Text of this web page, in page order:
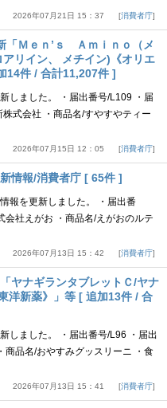
2026年07月21日 15：37 消費者庁
「Ｍｅｎ’ｓ Ａｍｉｎｏ（メ
リイン、 メチイン)《オリエ
14件 / 合計11,207件 ]
しました。 ・届出番号/L109 ・届
式会社 ・商品名/すやすやティー
2026年07月15日 12：05 消費者庁
情報/消費者庁 [ 65件 ]
報を更新しました。 ・届出番
社えがお ・商品名/えがおのルテ
2026年07月13日 15：42 消費者庁
ヤナギランタブレットＣ/ヤナ
洋新薬》」等 [ 追加13件 / 合
しました。 ・届出番号/L96 ・届出
商品名/おやすみグッスリーニ ・食
2026年07月13日 15：41 消費者庁